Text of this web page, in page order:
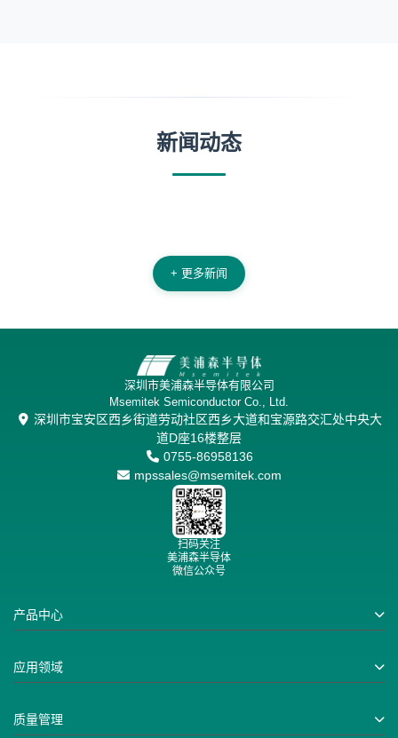
新闻动态
+ 更多新闻
深圳市美浦森半导体有限公司
Msemitek Semiconductor Co., Ltd.
深圳市宝安区西乡街道劳动社区西乡大道和宝源路交汇处中央大
道D座16楼整层
0755-86958136
mpssales@msemitek.com
扫码关注
美浦森半导体
微信公众号
产品中心
超结高压 MOSFETs
应用领域
质量管理